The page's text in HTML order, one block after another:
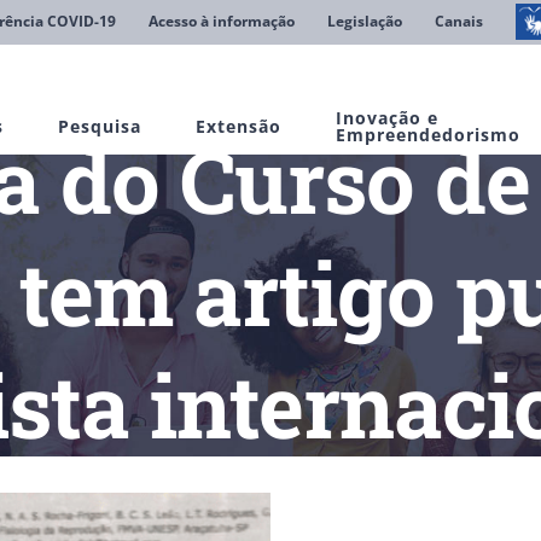
COVID-19 Acesso à informação Legislação Canais
Pesquisa Extensão Inovação e
Empreendedorismo
do Curso
artigo